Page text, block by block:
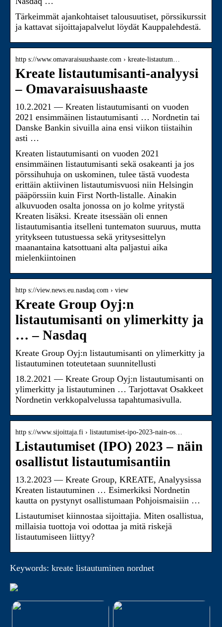
Tärkeimmät ajankohtaiset talousuutiset, pörssikurssit
ja kattavat sijoittajapalvelut löydät Kauppalehdestä.
http s://www.omavaraisuushaaste.com › kreate-listautum…
Kreate listautumisanti-analyysi
– Omavaraisuushaaste
10.2.2021 — Kreaten listautumisanti on vuoden
2021 ensimmäinen listautumisanti … Nordnetin tai
Danske Bankin sivuilla aina ensi viikon tiistaihin
asti …
Kreaten listautumisanti on vuoden 2021
ensimmäinen listautumisanti sekä osakeanti ja jos
pörssihuhuja on uskominen, tulee tästä vuodesta
erittäin aktiivinen listautumisvuosi niin Helsingin
pääpörssiin kuin First North-listalle. Ainakin
alkuvuoden osalta jonossa on jo kolme yritystä
Kreaten lisäksi. Kreate itsessään oli ennen
listautumisantia itselleni tuntematon suuruus, mutta
yritykseen tutustuessa sekä yritysesittelyn
maanantaina katsottuani alta paljastui aika
mielenkiintoinen
http s://view.news.eu.nasdaq.com › view
Kreate Group Oyj:n
listautumisanti on ylimerkitty ja
… – Nasdaq
Kreate Group Oyj:n listautumisanti on ylimerkitty ja
listautuminen toteutetaan suunnitellusti
18.2.2021 — Kreate Group Oyj:n listautumisanti on
ylimerkitty ja listautuminen … Tarjottavat Osakkeet
Nordnetin verkkopalvelussa tapahtumasivulla.
http s://www.sijoittaja.fi › listautumiset-ipo-2023-nain-os…
Listautumiset (IPO) 2023 – näin
osallistut listautumisantiin
13.2.2023 — Kreate Group, KREATE, Analyysissa
Kreaten listautuminen … Esimerkiksi Nordnetin
kautta on pystynyt osallistumaan Pohjoismaisiin …
Listautumiset kiinnostaa sijoittajia. Miten osallistua,
millaisia tuottoja voi odottaa ja mitä riskejä
listautumiseen liittyy?
Keywords: kreate listautuminen nordnet